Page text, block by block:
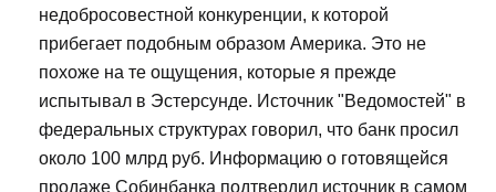
недобросовестной конкуренции, к которой
прибегает подобным образом Америка. Это не
похоже на те ощущения, которые я прежде
испытывал в Эстерсунде. Источник "Ведомостей" в
федеральных структурах говорил, что банк просил
около 100 млрд руб. Информацию о готовящейся
продаже Собинбанка подтвердил источник в самом